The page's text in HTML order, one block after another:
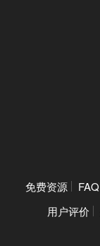
免费资源 FAQ
用户评价